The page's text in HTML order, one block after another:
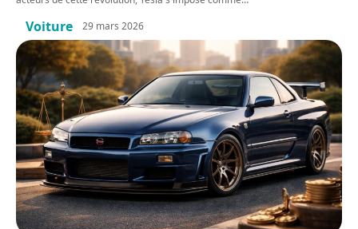
Voiture 29 mars 2026